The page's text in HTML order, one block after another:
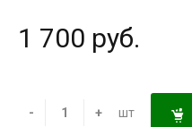
1 700 руб.
- + шт